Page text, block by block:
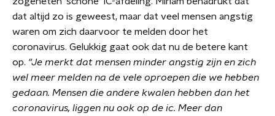
dat altijd zo is geweest, maar dat veel mensen angstig
waren om zich daarvoor te melden door het
coronavirus. Gelukkig gaat ook dat nu de betere kant
op. "Je merkt dat mensen minder angstig zijn en zich
wel meer melden na de vele oproepen die we hebben
gedaan. Mensen die andere kwalen hebben dan het
coronavirus, liggen nu ook op de ic. Meer dan